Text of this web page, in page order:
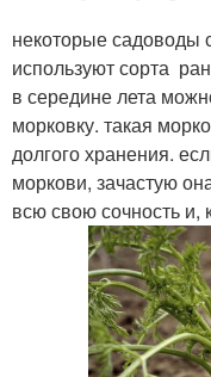
некоторые садоводы
используют сорта
в середине лета
морковку. такая
долгого хранения.
моркови, зачастую
всю свою сочность и,